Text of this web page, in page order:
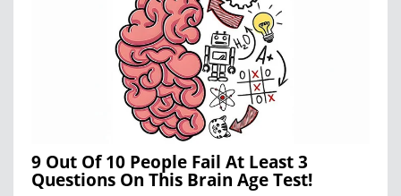
9 Out Of 10 People Fail At Least 3
Questions On This Brain Age Test!